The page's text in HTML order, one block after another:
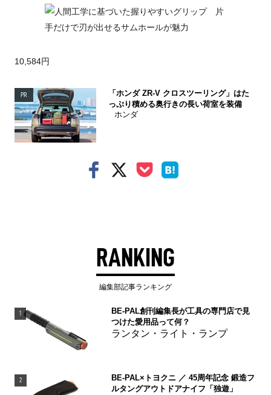
10,584円
PR
「ホンダ ZR-V クロスツーリング」はた
っぷり積める奥行きの長い荷室を装備
ホンダ
RANKING
編集部記事ランキング
1
BE-PAL創刊編集長が工具の専門店で見
つけた愛用品って何？
ランタン・ライト・ランプ
2
BE-PAL×トヨクニ ／ 45周年記念 鍛造フ
ルタングアウトドアナイフ「独遊」